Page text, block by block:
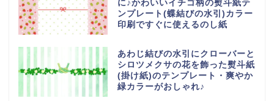
に♪かわいいイチゴ柄の熨斗紙テ
ンプレート(蝶結びの水引)カラー
印刷ですぐに使えるのし紙
あわじ結びの水引にクローバーと
シロツメクサの花を飾った熨斗紙
(掛け紙)のテンプレート・爽やか
緑カラーがおしゃれ♪